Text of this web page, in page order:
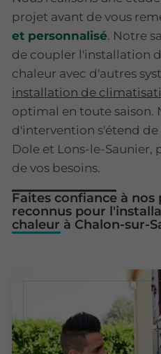
projet avant de vous
et personnalisé. Notre
de coupler l'installation
chaleur avec d'autres
installation de
optimal en toute saison.
d'intervention s'étend de
Dole et Lons-le-Saunier,
de vos besoins.
Faites confiance à nos
reconnus pour
chaleur à Chalon-sur-